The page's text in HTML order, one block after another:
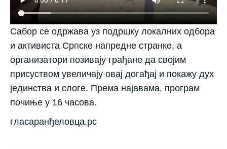
Сабор се одржава уз подршку локалних одбора
и активиста Српске напредне странке, а
организатори позивају грађане да својим
присуством увеличају овај догађај и покажу дух
јединства и слоге. Према најавама, програм
почиње у 16 часова.
гласаранђеловца.рс